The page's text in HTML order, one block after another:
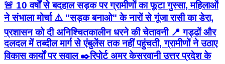
🚨 10 वर्षों से बदहाल सड़क पर ग्रामीणों का फूटा गुस्सा, महिलाओं
ने संभाला मोर्चा ⚠️ "सड़क बनाओ" के नारों से गूंजा रासी का डेरा,
प्रशासन को दी अनिश्चितकालीन धरने की चेतावनी 📍 गड्ढों और
दलदल में तब्दील मार्ग से एंबुलेंस तक नहीं पहुंचती, ग्रामीणों ने उठाए
विकास कार्यों पर सवाल ✒️रिपोर्ट अमर केसरवानी उत्तर प्रदेश के